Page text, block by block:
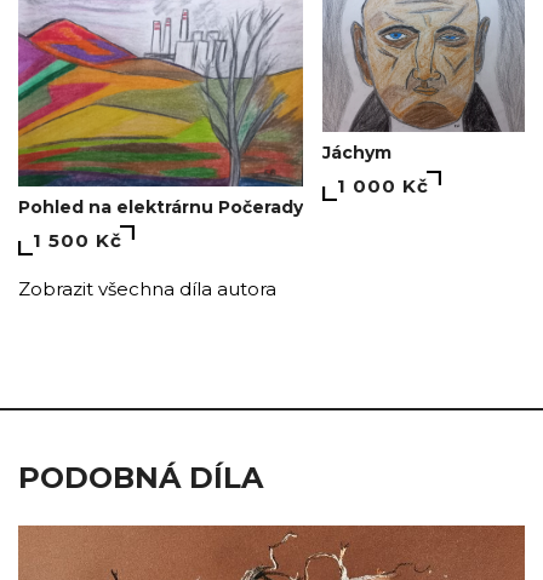
Pohled na elektrárnu Počerady
1 500 Kč
Jáchym
1 000 Kč
Zobrazit všechna díla autora
PODOBNÁ DÍLA